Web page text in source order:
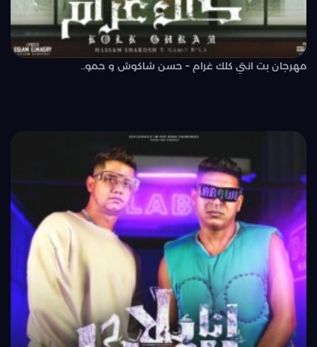
مهرجان بت انتي كلك غرام – حسن شاكوش و حمو..